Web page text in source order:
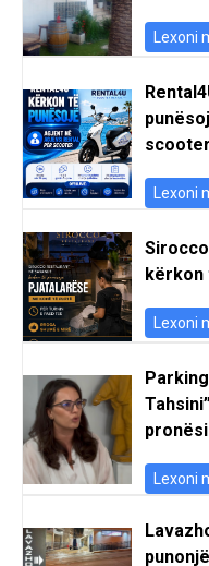
Lexoni
scooter
Lexoni
kërkon
Lexoni
Lexoni